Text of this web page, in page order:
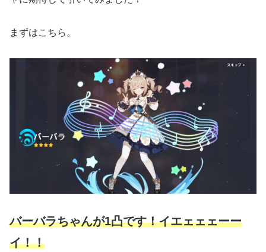
まずはこちら。
バーバラちゃんが1凸です！イエェェェーー
イ！！